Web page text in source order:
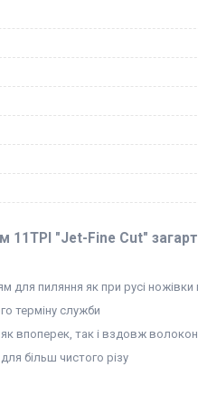
11TPI "Jet-Fine Cut"
для пиляння як при русі ножівки
терміну служби
впоперек, так і вздовж
більш чистого різу